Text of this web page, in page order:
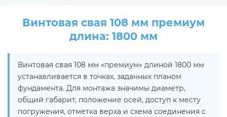
Винтовая свая 108 мм премиум
длина: 1800 мм
Винтовая свая 108 мм «премиум» длиной 1800 мм
устанавливается в точках, заданных планом
фундамента. Для монтажа значимы диаметр,
общий габарит, положение осей, доступ к месту
погружения, отметка верха и схема соединения с